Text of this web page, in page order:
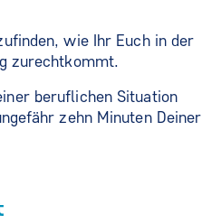
wie Ihr Euch in der
zurechtkommt.
beruflichen Situation
zehn Minuten Deiner